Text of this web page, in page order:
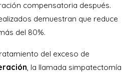
compensatoria después.
demuestran que reduce
del 80%.
del exceso de
, la llamada simpatectomía